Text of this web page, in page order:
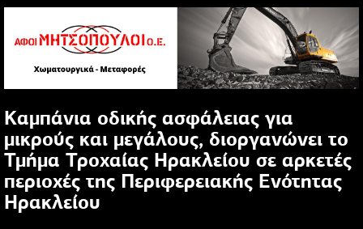
Καμπάνια οδικής ασφάλειας για
μικρούς και μεγάλους, διοργανώνει το
Τμήμα Τροχαίας Ηρακλείου σε αρκετές
περιοχές της Περιφερειακής Ενότητας
Ηρακλείου